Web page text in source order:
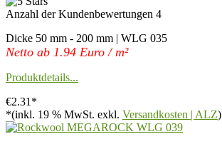
Anzahl der Kundenbewertungen 4
Dicke 50 mm - 200 mm | WLG 035
Netto ab 1.94 Euro / m²
Produktdetails...
€2.31*
*(inkl. 19 % MwSt. exkl. Versandkosten | ALZ)